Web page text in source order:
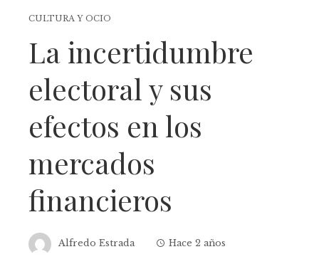
CULTURA Y OCIO
La incertidumbre
electoral y sus
efectos en los
mercados
financieros
Alfredo Estrada Hace 2 años